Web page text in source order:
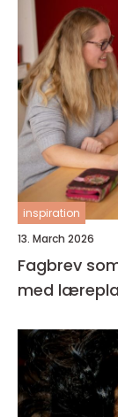
inspiration
13. March 2026
Fagbrev
med